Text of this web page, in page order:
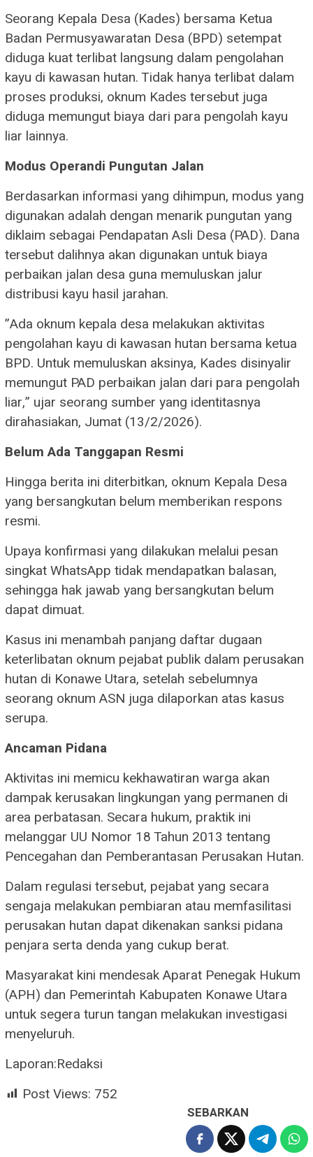
Seorang Kepala Desa (Kades) bersama Ketua
Badan Permusyawaratan Desa (BPD) setempat
diduga kuat terlibat langsung dalam pengolahan
kayu di kawasan hutan. Tidak hanya terlibat dalam
proses produksi, oknum Kades tersebut juga
diduga memungut biaya dari para pengolah kayu
liar lainnya.
​Modus Operandi Pungutan Jalan
​Berdasarkan informasi yang dihimpun, modus yang
digunakan adalah dengan menarik pungutan yang
diklaim sebagai Pendapatan Asli Desa (PAD). Dana
tersebut dalihnya akan digunakan untuk biaya
perbaikan jalan desa guna memuluskan jalur
distribusi kayu hasil jarahan.
​”Ada oknum kepala desa melakukan aktivitas
pengolahan kayu di kawasan hutan bersama ketua
BPD. Untuk memuluskan aksinya, Kades disinyalir
memungut PAD perbaikan jalan dari para pengolah
liar,” ujar seorang sumber yang identitasnya
dirahasiakan, Jumat (13/2/2026).
Belum Ada Tanggapan Resmi
​Hingga berita ini diterbitkan, oknum Kepala Desa
yang bersangkutan belum memberikan respons
resmi.
Upaya konfirmasi yang dilakukan melalui pesan
singkat WhatsApp tidak mendapatkan balasan,
sehingga hak jawab yang bersangkutan belum
dapat dimuat.
​Kasus ini menambah panjang daftar dugaan
keterlibatan oknum pejabat publik dalam perusakan
hutan di Konawe Utara, setelah sebelumnya
seorang oknum ASN juga dilaporkan atas kasus
serupa.
Ancaman Pidana
​Aktivitas ini memicu kekhawatiran warga akan
dampak kerusakan lingkungan yang permanen di
area perbatasan. Secara hukum, praktik ini
melanggar UU Nomor 18 Tahun 2013 tentang
Pencegahan dan Pemberantasan Perusakan Hutan.
Dalam regulasi tersebut, pejabat yang secara
sengaja melakukan pembiaran atau memfasilitasi
perusakan hutan dapat dikenakan sanksi pidana
penjara serta denda yang cukup berat.
Masyarakat kini mendesak Aparat Penegak Hukum
(APH) dan Pemerintah Kabupaten Konawe Utara
untuk segera turun tangan melakukan investigasi
menyeluruh.
Laporan:Redaksi
Post Views: 752
SEBARKAN